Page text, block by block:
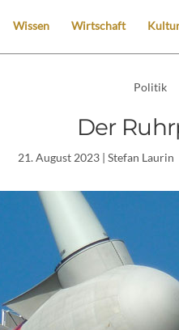
Wissen Wirtschaft
Politik
Der
21. August 2023 | Stefan Laurin